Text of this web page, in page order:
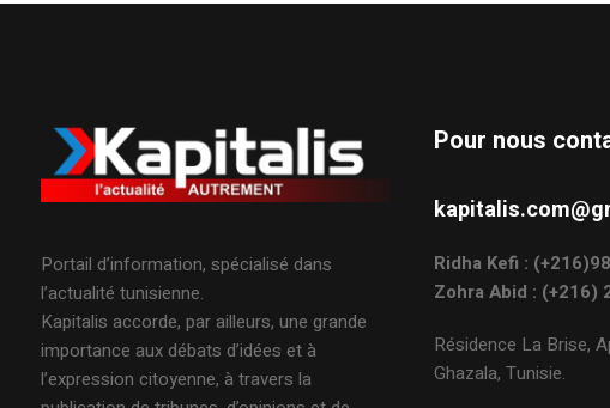
Portail d’information, spécialisé dans
l’actualité tunisienne.
Kapitalis accorde, par ailleurs, une grande
importance aux débats d’idées et à
l’expression citoyenne, à travers la
Pour nous
Ridha Kefi :
Zohra Abid : (+216)
Résidence La Brise,
Ghazala, Tunisie.